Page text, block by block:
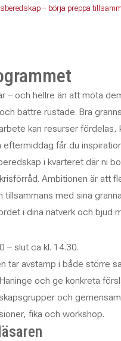
– börja preppa
– och hellre än att möta
bättre rustade. Bra
kan resurser
eftermiddag får du
i kvarteret där ni
Ambitionen är att
tillsammans med sina
i dina nätverk och bjud
– slut ca kl. 14.30.
tar avstamp i både större
och ge konkreta
och
fika och workshop.